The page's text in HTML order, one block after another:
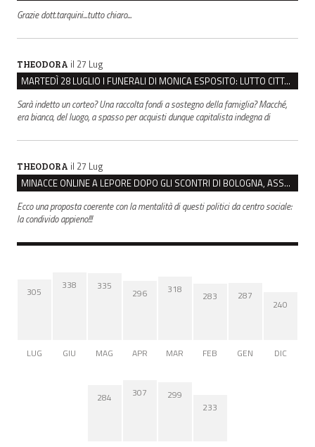
Grazie dott.tarquini...tutto chiaro...
THEODORA il 27 Lug
MARTEDÌ 28 LUGLIO I FUNERALI DI MONICA ESPOSITO: LUTTO CITTADINO A MODENA E NONANTOLA
Sarà indetto un corteo? Una raccolta fondi a sostegno della famiglia? Macché,
era bianca, del luogo, a spasso per acquisti dunque capitalista indegna di
THEODORA il 27 Lug
MINACCE ONLINE A LEPORE DOPO GLI SCONTRI DI BOLOGNA, ASSEGNATA LA SCORTA AL SINDACO
Ecco una proposta coerente con la mentalità di questi politici da centro sociale:
la condivido appieno!!!
305
LUG
338
GIU
335
MAG
296
APR
318
MAR
283
FEB
287
GEN
240
DIC
284 307 299
233